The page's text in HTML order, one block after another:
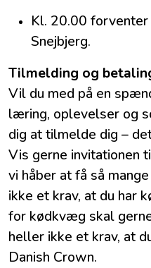
Kl. 20.00
Snejbjerg.
Tilmelding og
Vil du med på en
læring, oplevelser og
dig at tilmelde dig –
Vis gerne invitationen
vi håber at få så
ikke et krav, at du har
for kødkvæg skal
heller ikke et krav, at
Danish Crown.